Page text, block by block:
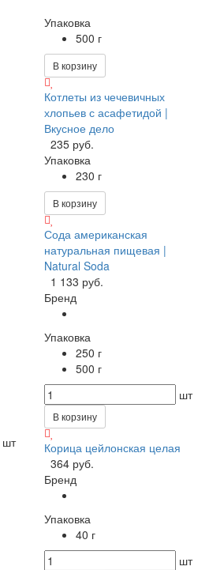
Упаковка
500 г
В корзину
Котлеты из чечевичных
хлопьев с асафетидой |
Вкусное дело
235 руб.
Упаковка
230 г
В корзину
шт
Сода американская
натуральная пищевая |
Natural Soda
1 133 руб.
Бренд
Упаковка
250 г
500 г
шт
В корзину
Корица цейлонская целая
364 руб.
Бренд
Упаковка
40 г
шт